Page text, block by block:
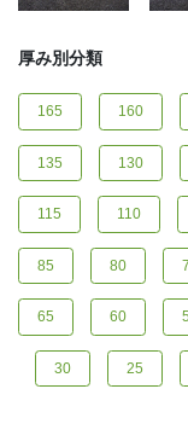
厚み別分類
165 160
135 130
115 110
85 80
65 60
30 25